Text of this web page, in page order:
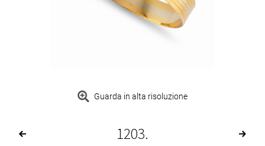
Guarda in alta risoluzione
1203